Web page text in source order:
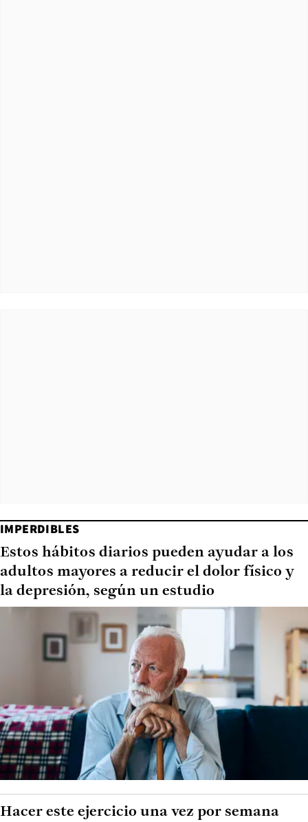
IMPERDIBLES
Estos hábitos diarios pueden ayudar a los
adultos mayores a reducir el dolor físico y
la depresión, según un estudio
Hacer este ejercicio una vez por semana